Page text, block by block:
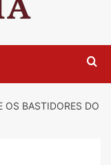
OS BASTIDORES DO